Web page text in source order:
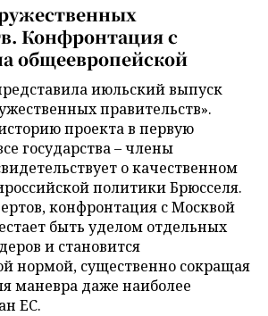
Конфронтация с
общеевропейской
июльский выпуск
правительств».
проекта в первую
государства – члены
о качественном
политики Брюсселя.
конфронтация с Москвой
быть уделом отдельных
и становится
нормой, существенно сокращая
маневра даже наиболее
ЕС.